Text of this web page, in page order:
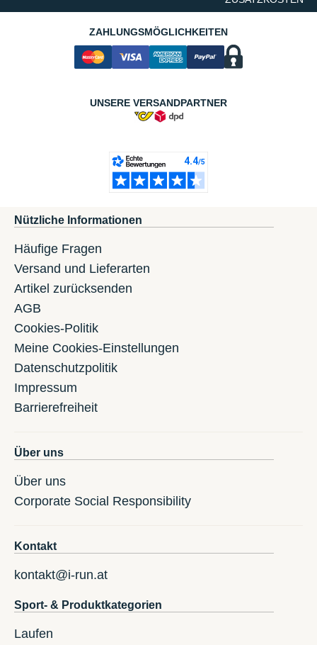
ZAHLUNGSMÖGLICHKEITEN
UNSERE VERSANDPARTNER
Nützliche Informationen
Häufige Fragen
Versand und Lieferarten
Artikel zurücksenden
AGB
Cookies-Politik
Meine Cookies-Einstellungen
Datenschutzpolitik
Impressum
Barrierefreiheit
Über uns
Über uns
Corporate Social Responsibility
Kontakt
kontakt@i-run.at
Sport- & Produktkategorien
Laufen